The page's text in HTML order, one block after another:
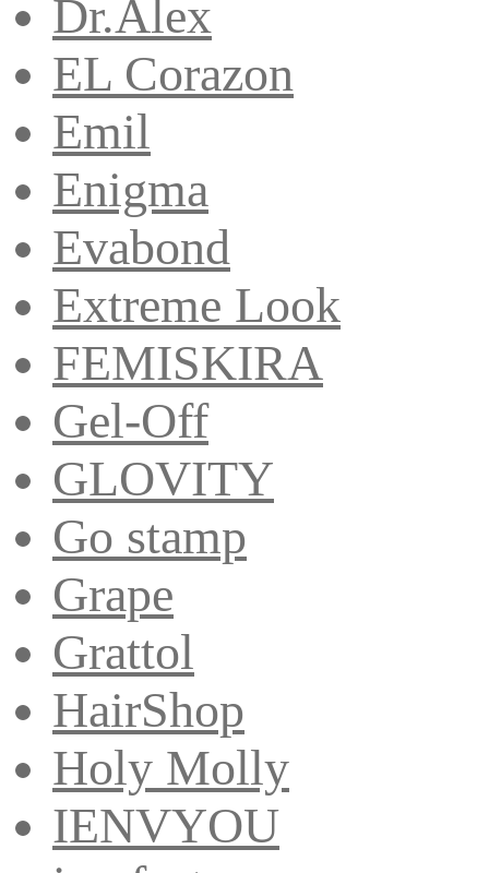
Dr.Alex
EL Corazon
Emil
Enigma
Evabond
Extreme Look
FEMISKIRA
Gel-Off
GLOVITY
Go stamp
Grape
Grattol
HairShop
Holy Molly
IENVYOU